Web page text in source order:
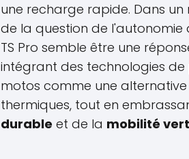
une recharge rapide. Dans
de la question de l'autonomie
TS Pro semble être une
intégrant des technologies de
motos comme une alternative
thermiques, tout en
durable et de la mobilité